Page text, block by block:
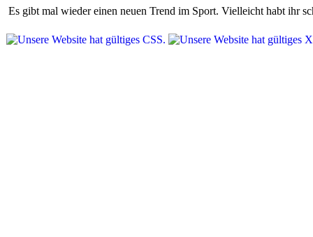
Es gibt mal wieder einen neuen Trend im Sport. Vielleicht habt ihr